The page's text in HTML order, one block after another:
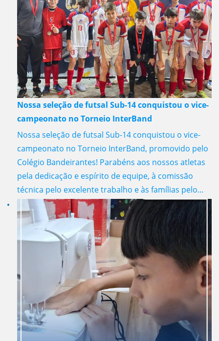
Nossa seleção de futsal Sub-14 conquistou o vice-
campeonato no Torneio InterBand
Nossa seleção de futsal Sub-14 conquistou o vice-
campeonato no Torneio InterBand, promovido pelo
Colégio Bandeirantes! Parabéns aos nossos atletas
pela dedicação e espírito de equipe, à comissão
técnica pelo excelente trabalho e às famílias pelo...